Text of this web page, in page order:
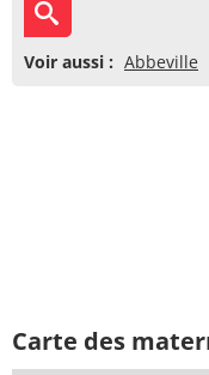
Voir aussi : Abbeville
Carte des